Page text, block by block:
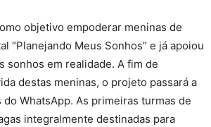
objetivo empoderar meninas de
“Planejando Meus Sonhos” e já apoiou
sonhos em realidade. A fim de
destas meninas, o projeto passará a
WhatsApp. As primeiras turmas de
integralmente destinadas para